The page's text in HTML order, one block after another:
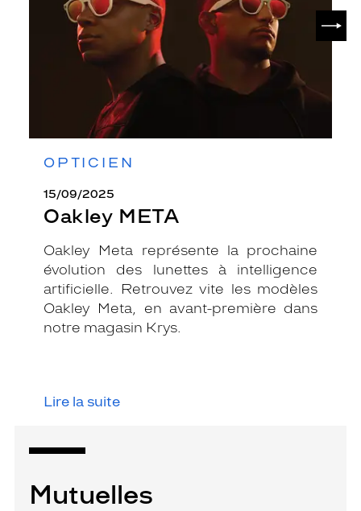
OPTICIEN
15/09/2025
Oakley META
Oakley Meta représente la prochaine
évolution des lunettes à intelligence
artificielle. Retrouvez vite les modèles
Oakley Meta, en avant-première dans
notre magasin Krys.
Lire la suite
Mutuelles